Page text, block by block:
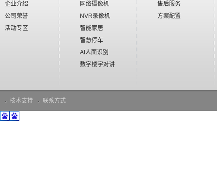
企业介绍
公司荣誉
活动专区
网络摄像机
NVR录像机
智能家居
智慧停车
AI人面识别
数字楼宇对讲
售后服务
方案配置
技术支持 联系方式